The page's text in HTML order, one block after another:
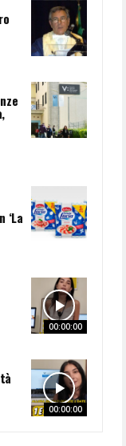
‘La
00:00:00
00:00:00